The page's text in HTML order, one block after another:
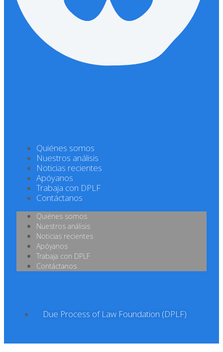
Quiénes somos
Nuestros análisis
Noticias recientes
Apóyanos
Trabaja con DPLF
Contáctanos
Quiénes somos
Nuestros análisis
Noticias recientes
Apóyanos
Trabaja con DPLF
Contáctanos
Due Process of Law Foundation (DPLF)